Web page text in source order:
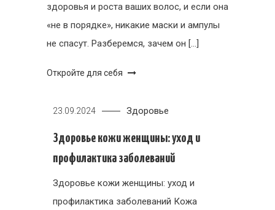
здоровья и роста ваших волос, и если она
«не в порядке», никакие маски и ампулы
не спасут. Разберемся, зачем он […]
Откройте для себя
23.09.2024 Здоровье
Здоровье кожи женщины: уход и
профилактика заболеваний
Здоровье кожи женщины: уход и
профилактика заболеваний Кожа